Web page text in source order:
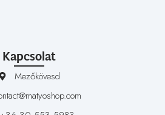
Kapcsolat
Mezőkövesd